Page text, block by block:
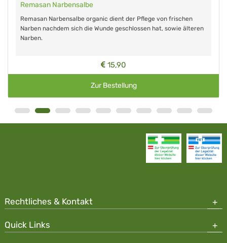
Remasan Narbensalbe
Remasan Narbensalbe organic dient der Pflege von frischen
Narben nachdem sich die Wunde geschlossen hat, sowie älteren
Narben.
15,90
Zur Bestellung
Rechtliches & Kontakt
Quick Links